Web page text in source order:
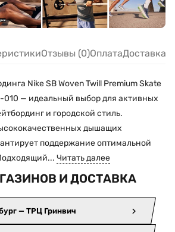
Отзывы (0)ОплатаДоставка
Nike SB Woven Twill Premium Skate
010 — идеальный выбор для активных
и городской стиль.
дышащих
поддержание оптимальной
Читать далее
И ДОСТАВКА
— ТРЦ Гринвич